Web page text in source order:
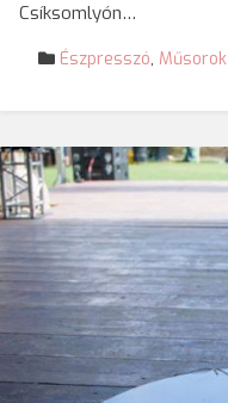
Csíksomlyón…
Észpresszó, Műsorok